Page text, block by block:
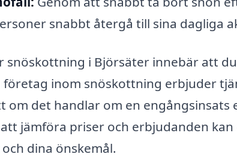
snabbt återgå till sina dagliga
i Björsäter innebär att
inom snöskottning erbjuder
om det handlar om en
jämföra priser och erbjudanden
dina önskemål.